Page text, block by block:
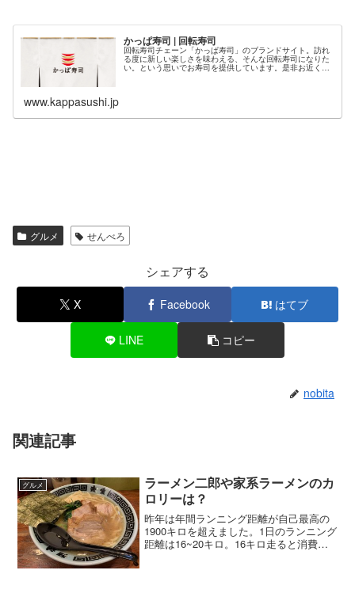
かっぱ寿司 | 回転寿司
回転寿司チェーン「かっぱ寿司」のブランドサイト。訪れ
る度に新しい楽しさを味わえる、そんな回転寿司になりた
い。という思いでお寿司を提供しています。是非お近くの
www.kappasushi.jp
グルメ せんべろ
シェアする
X Facebook はてブ
LINE コピー
nobita
関連記事
グルメ
ラーメン二郎や家系ラーメンのカ
ロリーは？
昨年は年間ランニング距離が自己最高の
1900キロを超えました。1日のランニング
距離は16~20キロ。16キロ走ると消費カ